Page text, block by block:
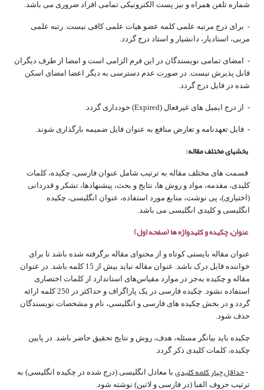
شماره تلفن همراه و نیز پست الکترونیکی تمامی افراد ضروری می باشد.
- برای درج مرتبه علمی کلمه عضو هیات علمی کافی نیست. رتبه علمی
مربی، استادیار، دانشیار و استاد درج گردد.
- امضای تمامی نویسندگان در این فرم الزامی است و امضا از طرف دیگران
قابل پذیرش نیست. در صورت عدم دسترسی به دیگر اعضا امضای اسکن
شده در فایل درج گردد.
- از درج ایمیل های غیرفعال (Expired) خودداری گردد.
- فایل تعهدنامه و تعارض منافع به عنوان فایل ضمیمه بارگذاری شوند.
بخش­های مختلف مقاله:
قسمت­ های مختلف مقاله به ­ترتیب شامل عنوان فارسی، چکیده، کلمات
کلیدی، مقدمه، مواد و روش­ ها، نتایج و بحث، پیشنهادها، تشکر و قدردانی
(اختیاری)، پی نوشت، منابع مورد استفاده، عنوان انگلیسی، چکیده
انگلیسی و کلیدی انگلیسی می­ باشد.
عنوان، چکیده و کلیدواژه ها (صفحه اول)
عنوان مقاله بایستی کوتاه و از محتوای مقاله برگرفته شده باشد تا برای
خواننده قابل درک باشد. عنوان مقاله نباید بیش از 15 کلمه باشد. در عنوان
مقاله و چکیده به‌جز در موارد مقیاس‌های استاندارد از کلمات اختصاری
استفاده نشود. چکیده فارسی در یک پاراگراف و حداکثر در 250 کلمه ارائه
گردد و در بخش چکیده­ های فارسی و انگلیسی، نام و مشخصات نویسندگان
حذف شود.
چکیده باید بیان­گر مسئله، هدف، روش و نتایج تحقیق حاضر باشد. در پایین
چکیده، کلمات کلیدی ذکر گردد.
- حداقل چهار کلمه کلیدی با معادل انگلیسی (درج شده در چکیده انگلیسی) به
ترتیب حروف الفبا (در فارسی و لاتین) نوشته شود.